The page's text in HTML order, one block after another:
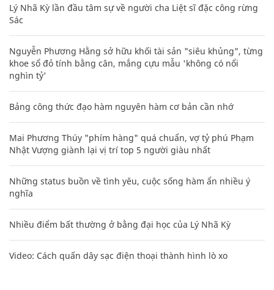
Lý Nhã Kỳ lần đầu tâm sự về người cha Liệt sĩ đặc công rừng
Sác
Nguyễn Phương Hằng sở hữu khối tài sản "siêu khủng", từng
khoe sổ đỏ tính bằng cân, mắng cựu mẫu 'không có nổi
nghìn tỷ'
Bảng công thức đạo hàm nguyên hàm cơ bản cần nhớ
Mai Phương Thúy "phím hàng" quá chuẩn, vợ tỷ phú Phạm
Nhật Vượng giành lại vị trí top 5 người giàu nhất
Những status buồn về tình yêu, cuộc sống hàm ẩn nhiều ý
nghĩa
Nhiều điểm bất thường ở bằng đại học của Lý Nhã Kỳ
Video: Cách quấn dây sạc điện thoại thành hình lò xo